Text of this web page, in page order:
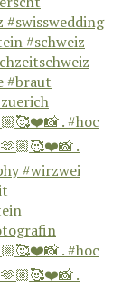
. #hoc
. #hoc